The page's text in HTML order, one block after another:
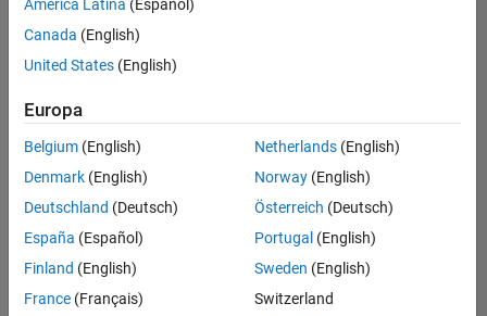
Education Marketing
Ordenar por
Guardar
empleos
seleccionados
No se
han
traducido
todos
los
América Latina (Español)
Canada (English)
United States (English)
Europa
Belgium (English)
Denmark (English)
Deutschland (Deutsch)
España (Español)
Finland (English)
France (Français)
Netherlands(English)
Norway(English)
Österreich (Deutsch)
Portugal (English)
Sweden (English)
Switzerland